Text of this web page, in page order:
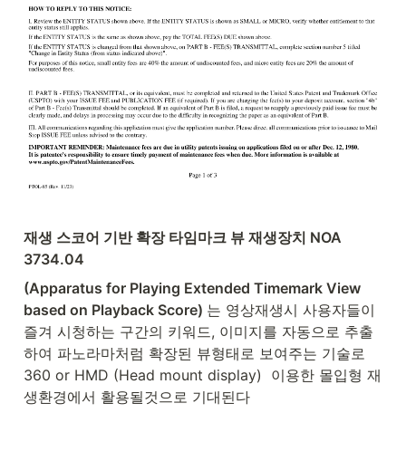
재생 스코어 기반 확장 타임마크 뷰 재생장치 NOA
3734.04
(Apparatus for Playing Extended Timemark View
based on Playback Score) 는 영상재생시 사용자들이
즐겨 시청하는 구간의 키워드, 이미지를 자동으로 추출
하여 파노라마처럼 확장된 뷰형태로 보여주는 기술로
360 or HMD (Head mount display)  이용한 몰입형 재
생환경에서 활용될것으로 기대된다